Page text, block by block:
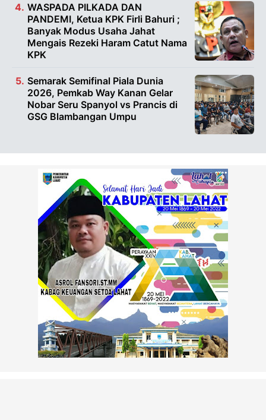
WASPADA PILKADA DAN
PANDEMI, Ketua KPK Firli Bahuri ;
Banyak Modus Usaha Jahat
Mengais Rezeki Haram Catut Nama
KPK
Semarak Semifinal Piala Dunia
2026, Pemkab Way Kanan Gelar
Nobar Seru Spanyol vs Prancis di
GSG Blambangan Umpu